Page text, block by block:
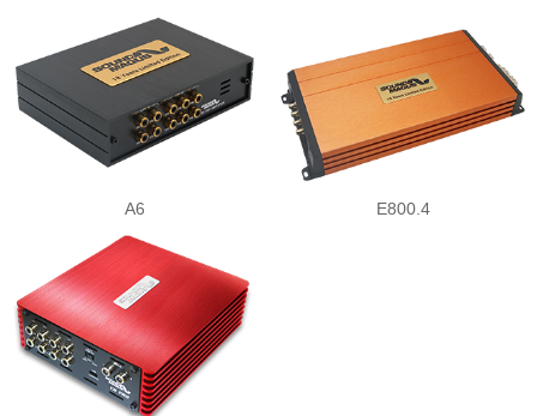
A6 E800.4
M/K系列 K系列
高转低系列 线控器系列
专车专用线